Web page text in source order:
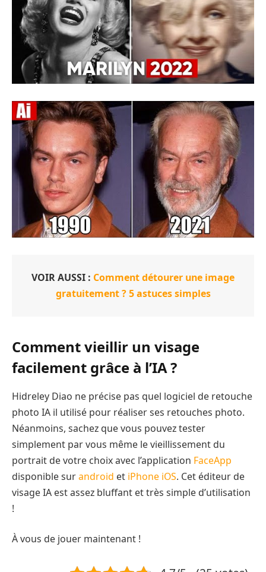
VOIR AUSSI : Comment détourer une image
gratuitement ? 5 astuces simples
Comment vieillir un visage
facilement grâce à l’IA ?
Hidreley Diao ne précise pas quel logiciel de retouche
photo IA il utilisé pour réaliser ses retouches photo.
Néanmoins, sachez que vous pouvez tester
simplement par vous même le vieillissement du
portrait de votre choix avec l’application FaceApp
disponible surandroid et iPhone iOS. Cet éditeur de
visage IA est assez bluffant et très simple d’utilisation
!
À vous de jouer maintenant !